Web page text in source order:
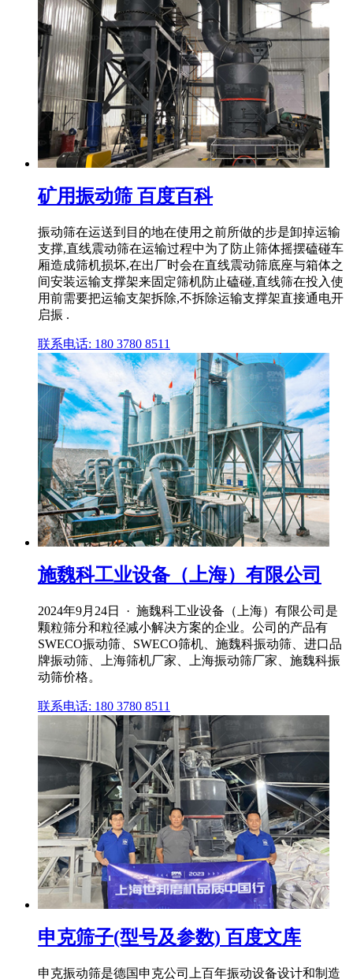
矿用振动筛 百度百科
振动筛在运送到目的地在使用之前所做的步是卸掉运输
支撑,直线震动筛在运输过程中为了防止筛体摇摆磕碰车
厢造成筛机损坏,在出厂时会在直线震动筛底座与箱体之
间安装运输支撑架来固定筛机防止磕碰,直线筛在投入使
用前需要把运输支架拆除,不拆除运输支撑架直接通电开
启振 .
联系电话: 180 3780 8511
施魏科工业设备（上海）有限公司
2024年9月24日 · 施魏科工业设备（上海）有限公司是
颗粒筛分和粒径减小解决方案的企业。公司的产品有
SWECO振动筛、SWECO筛机、施魏科振动筛、进口品
牌振动筛、上海筛机厂家、上海振动筛厂家、施魏科振
动筛价格。
联系电话: 180 3780 8511
申克筛子(型号及参数) 百度文库
申克振动筛是德国申克公司上百年振动设备设计和制造